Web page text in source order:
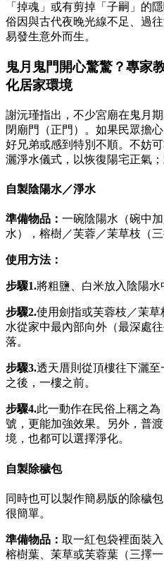
「掉魂」或有剪掉「子嗣」的
俗因與古代夜晚光線不足、過
易發生意外而生。
鬼月鬼門開心驚驚？專家
化居家環境
謝沅瑾指出，不少宮廟在鬼月
閉廟門（正門）。如果民眾擔
好兄弟或感到特別不順。不妨
灑淨水儀式，以恢復陽宅正氣
自製陰陽水／淨水
準備物品： 一碗陰陽水（碗中
水），榕樹／芙蓉／茉草枝（
使用方法：
步驟1.將粗鹽、白米放入陰陽水
步驟2.使用劍指或芙蓉枝／茉
水從家中最內部向外（最深處
落。
步驟3.透天厝則從頂樓往下灑
之後，一樓之前。
步驟4.此一動作在民俗上稱之
號，更能加強效果。另外，普
境，也都可以選擇淨化。
自製除穢包
同時也可以製作簡易版的除穢
很簡單。
準備物品： 取一紅包袋裡面裝
榕樹葉、茉草或芙蓉葉（三擇一